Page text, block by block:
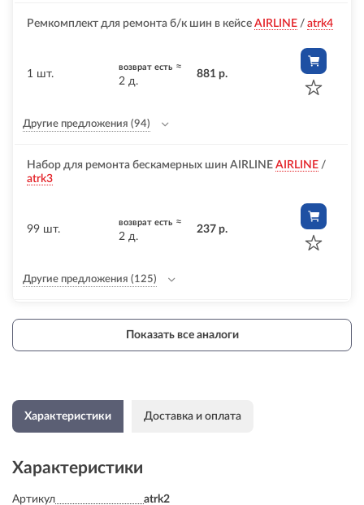
Ремкомплект для ремонта б/к шин в кейсе AIRLINE / atrk4
1 шт.
возврат есть ≈
2 д.
881 р.
Другие предложения (94)
Набор для ремонта бескамерных шин AIRLINE AIRLINE /
atrk3
99 шт.
возврат есть ≈
2 д.
237 р.
Другие предложения (125)
Показать все аналоги
Характеристики Доставка и оплата
Характеристики
Артикул atrk2